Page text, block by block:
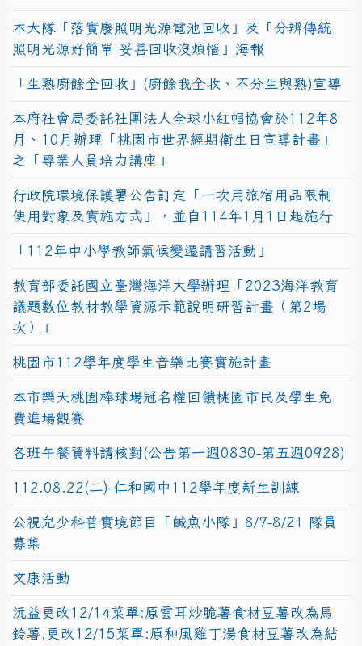
本大隊「落實廢照明光源電池回收」及「分辨傳統
照明光源好簡單 妥善回收沒煩惱」海報
「生熟廚餘全回收」(廚餘我全收、不分生與熟)宣導
本府社會局委託社團法人全球小紅帽協會於112年8
月、10月辦理「桃園市世界經期衛生日宣導計畫」
之「專業人員培力講座」
行政院環境保護署公告訂定「一次用旅宿用品限制
使用對象及實施方式」，並自114年1月1日起施行
「112年中小學教師氣候變遷講習活動」
教育部委託國立臺灣海洋大學辦理「2023海洋教育
議題數位教材教學資源示範說明研習計畫（第2場
次）」
桃園市112學年度學生音樂比賽實施計畫
本市樂天桃園棒球場冠名權回饋桃園市民及學生免
費進場觀賽
各班午餐資料請核對(公告第一週0830-第五週0928)
112.08.22(二)-仁和國中112學年度新生訓練
公視兒少科普實境節目「鹹魚小隊」8/7-8/21 隊員
募集
文康活動
沅益更改12/14菜單:原雲耳炒脆薯食材豆薯改為馬
鈴薯,更改12/15菜單:原和風雞丁湯食材豆薯改為結